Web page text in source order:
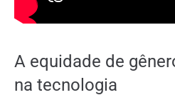
A equidade de
na tecnologia